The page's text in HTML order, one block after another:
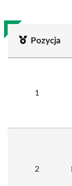
Pozycja
1
2